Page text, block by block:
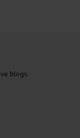
blogs.